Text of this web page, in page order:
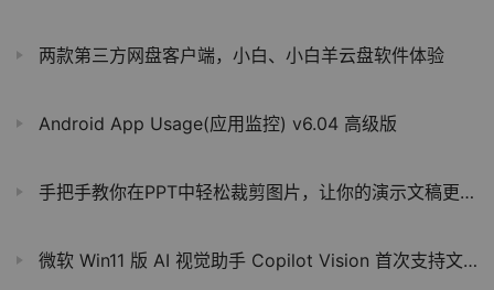
两款第三方网盘客户端，小白、小白羊云盘软件体验
Android App Usage(应用监控) v6.04 高级版
手把手教你在PPT中轻松裁剪图片，让你的演示文稿更出彩
微软 Win11 版 AI 视觉助手 Copilot Vision 首次支持文本输入